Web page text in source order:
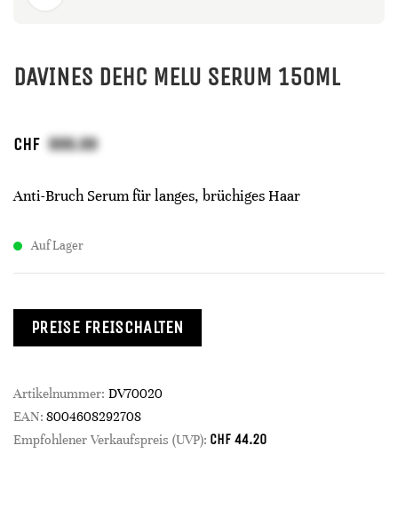
DAVINES DEHC MELU SERUM 150ML
CHF
Anti-Bruch Serum für langes, brüchiges Haar
Auf Lager
PREISE FREISCHALTEN
Artikelnummer: DV70020
EAN: 8004608292708
Empfohlener Verkaufspreis (UVP): CHF 44.20